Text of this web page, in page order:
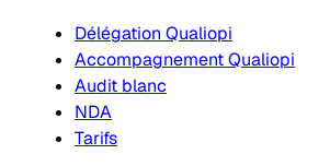
Délégation Qualiopi
Accompagnement Qualiopi
Audit blanc
NDA
Tarifs